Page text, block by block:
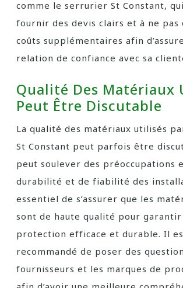
comme le serrurier St Constant, qui
fournir des devis clairs et à ne pas
coûts supplémentaires afin
relation de confiance avec sa
Qualité Des Matériaux
Peut Être Discutable
La qualité des matériaux utilisés
St Constant peut parfois être
peut soulever des préoccupations
durabilité et de fiabilité des
essentiel de s’assurer que les
sont de haute qualité pour garantir
protection efficace et durable. Il
recommandé de poser des
fournisseurs et les marques de